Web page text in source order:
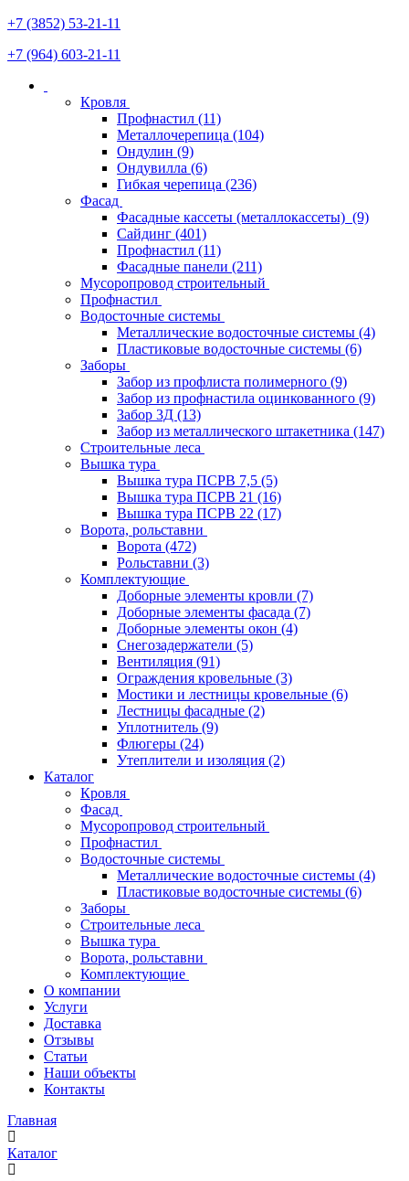
+7 (3852) 53-21-11
+7 (964) 603-21-11
Кровля
Профнастил (11)
Металлочерепица (104)
Ондулин (9)
Ондувилла (6)
Гибкая черепица (236)
Фасад
Фасадные кассеты (металлокассеты) (9)
Сайдинг (401)
Профнастил (11)
Фасадные панели (211)
Мусоропровод строительный
Профнастил
Водосточные системы
Металлические водосточные системы (4)
Пластиковые водосточные системы (6)
Заборы
Забор из профлиста полимерного (9)
Забор из профнастила оцинкованного (9)
Забор 3Д (13)
Забор из металлического штакетника (147)
Строительные леса
Вышка тура
Вышка тура ПСРВ 7,5 (5)
Вышка тура ПСРВ 21 (16)
Вышка тура ПСРВ 22 (17)
Ворота, рольставни
Ворота (472)
Рольставни (3)
Комплектующие
Доборные элементы кровли (7)
Доборные элементы фасада (7)
Доборные элементы окон (4)
Снегозадержатели (5)
Вентиляция (91)
Ограждения кровельные (3)
Мостики и лестницы кровельные (6)
Лестницы фасадные (2)
Уплотнитель (9)
Флюгеры (24)
Утеплители и изоляция (2)
Каталог
Кровля
Фасад
Мусоропровод строительный
Профнастил
Водосточные системы
Металлические водосточные системы (4)
Пластиковые водосточные системы (6)
Заборы
Строительные леса
Вышка тура
Ворота, рольставни
Комплектующие
О компании
Услуги
Доставка
Отзывы
Статьи
Наши объекты
Контакты
Главная
Каталог